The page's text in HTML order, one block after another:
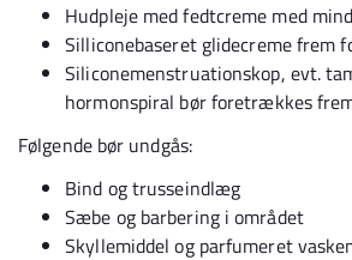
Hudpleje med fedtcreme med
Silliconebaseret glidecreme frem
Siliconemenstruationskop, evt.
hormonspiral bør foretrækkes
Følgende bør undgås:
Bind og trusseindlæg
Sæbe og barbering i området
Skyllemiddel og parfumeret